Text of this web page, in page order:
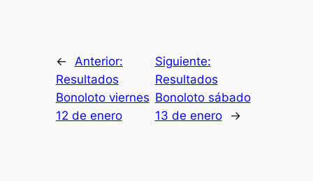
←
Anterior:
Resultados
Bonoloto viernes
12 de enero
Siguiente:
Resultados
Bonoloto sábado
13 de enero
→